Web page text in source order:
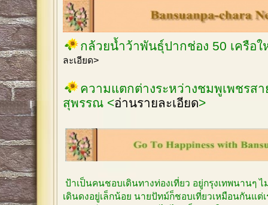
กล้วยน้ำว้าพันธุ์ปากช่อง 50 เครือ
ละเอียด>
ความแตกต่างระหว่างชมพูเพชรส
สุพรรณ <อ่านรายละเอียด>
ป้าเป็นคนชอบเดินทางท่องเที่ยว อยู่กรุงเทพนานๆ
เดินดงอยู่เล็กน้อย นายปัทม์ก็ชอบเที่ยวเหมือนกันแต่